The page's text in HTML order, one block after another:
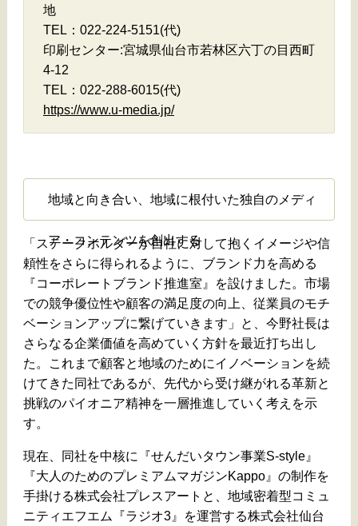
地
TEL：022-224-5151(代)
印刷センター:宮城県仙台市若林区六丁の目西町
4-12
TEL：022-288-6015(代)
https://www.u-media.jp/
地域と向き合い、地域に根付いた独自のメディ
ア・コンテンツを創出する
「ステークホルダーが自社に対して抱くイメージや信
頼性をさらに得られるように、ブランド力を高める
『コーポレートブランド推進室』を設けました。市場
での競争優位性や顧客の満足度の向上、従業員のモチ
ベーションアップに繋げていきます」と、今野社長は
さらなる企業価値を高めていく方針を最近打ち出し
た。これまで顧客と地域のためにイノベーションを続
けてきた同社であるが、先代から受け継がれる革新と
挑戦のパイオニア精神を一層推進していく考えを示
す。
現在、同社を中核に『せんだいタウン事業S-style』
『大人のためのプレミアムマガジンKappo』の制作を
手掛ける株式会社プレスアートと、地域密着型コミュ
ニティエフエム『ラジオ3』を運営する株式会社仙台